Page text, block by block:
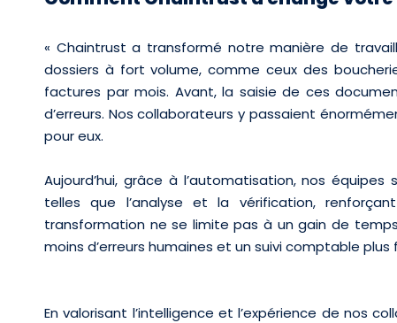
« Chaintrust a transformé notre manière de
dossiers à fort volume, comme ceux des
factures par mois. Avant, la saisie de ces
d’erreurs. Nos collaborateurs y passaient
pour eux.
Aujourd’hui, grâce à l’automatisation, nos
telles que l’analyse et la vérification,
transformation ne se limite pas à un gain de
moins d’erreurs humaines et un suivi comptable plus
En valorisant l’intelligence et l’expérience de nos